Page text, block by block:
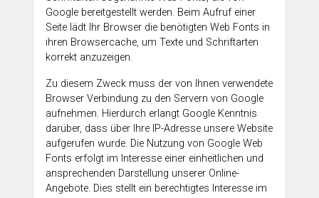
Google bereitgestellt werden. Beim Aufruf einer
Seite lädt Ihr Browser die benötigten Web Fonts in
ihren Browsercache, um Texte und Schriftarten
korrekt anzuzeigen.
Zu diesem Zweck muss der von Ihnen verwendete
Browser Verbindung zu den Servern von Google
aufnehmen. Hierdurch erlangt Google Kenntnis
darüber, dass über Ihre IP-Adresse unsere Website
aufgerufen wurde. Die Nutzung von Google Web
Fonts erfolgt im Interesse einer einheitlichen und
ansprechenden Darstellung unserer Online-
Angebote. Dies stellt ein berechtigtes Interesse im